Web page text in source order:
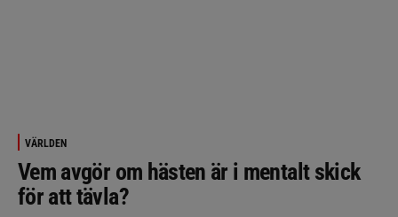
VÄRLDEN
Vem avgör om hästen är i mentalt skick
för att tävla?